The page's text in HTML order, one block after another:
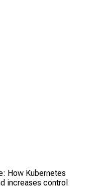
How Kubernetes
increases control